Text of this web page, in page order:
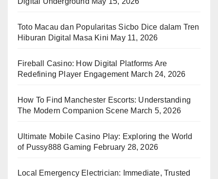
Toto Macau dan Popularitas Sicbo Dice dalam Tren
Hiburan Digital Masa Kini May 11, 2026
Fireball Casino: How Digital Platforms Are
Redefining Player Engagement March 24, 2026
How To Find Manchester Escorts: Understanding
The Modern Companion Scene March 5, 2026
Ultimate Mobile Casino Play: Exploring the World
of Pussy888 Gaming February 28, 2026
Local Emergency Electrician: Immediate, Trusted